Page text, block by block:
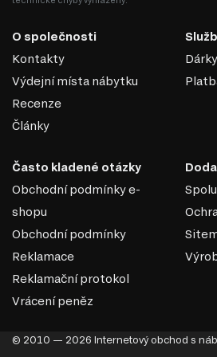
MODERNÍ STYL
Moderní styl nábytku přináší do
nadčasový vzhled, který okouzlí
Tento filtr vám pomůže najít kousky,
esteticky přitažlivé, ale také funkční
Minimalistický design. Moderní nábytek
O společnosti
Kontakty
Výdejní místa nábytku
Recenze
Články
Často kladené otázky
Obchodní podmínky e-
shopu
Obchodní podmínky
Reklamace
Reklamační protokol
Vrácení peněz
© 2010 — 2026 Internetový obchod s